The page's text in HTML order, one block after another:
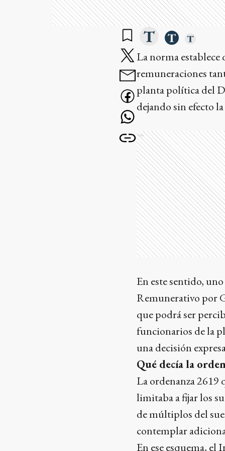
La norma
remuneraciones
planta política del
dejando sin efecto
Ads
En este sentido,
Remunerativo por
que podrá ser
funcionarios de la
una decisión
Qué decía la
La ordenanza
limitaba a fijar los
de múltiplos del
contemplar
En ese esquema, el